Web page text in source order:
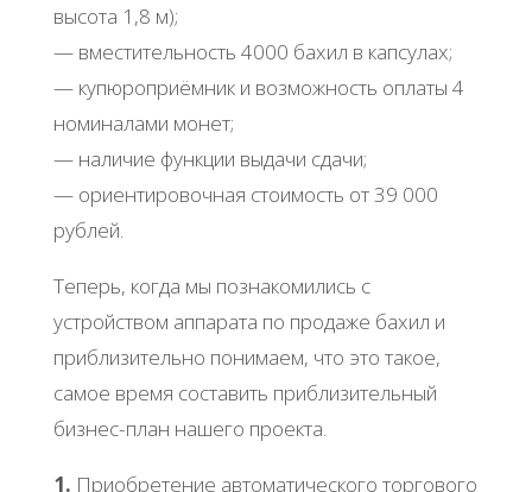
высота 1,8 м);
— вместительность 4000 бахил в капсулах;
— купюроприёмник и возможность оплаты 4
номиналами монет;
— наличие функции выдачи сдачи;
— ориентировочная стоимость от 39 000
рублей.
Теперь, когда мы познакомились с
устройством аппарата по продаже бахил и
приблизительно понимаем, что это такое,
самое время составить приблизительный
бизнес-план нашего проекта.
1. Приобретение автоматического торгового